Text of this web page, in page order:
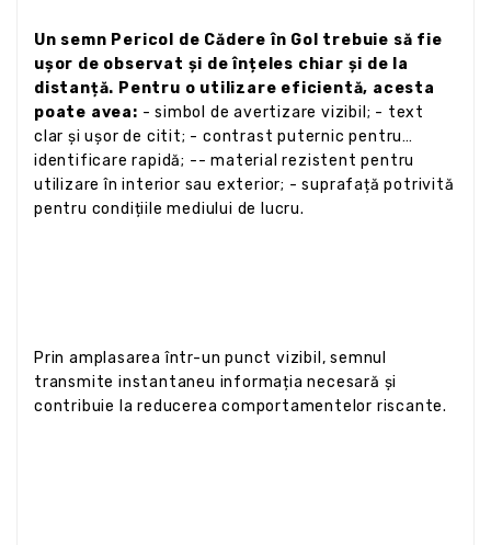
Un semn Pericol de Cădere în Gol trebuie să fie
ușor de observat și de înțeles chiar și de la
distanță. Pentru o utilizare eficientă, acesta
poate avea: - simbol de avertizare vizibil; - text
clar și ușor de citit; - contrast puternic pentru
identificare rapidă; -- material rezistent pentru
utilizare în interior sau exterior; - suprafață potrivită
pentru condițiile mediului de lucru.
Prin amplasarea într-un punct vizibil, semnul
transmite instantaneu informația necesară și
contribuie la reducerea comportamentelor riscante.